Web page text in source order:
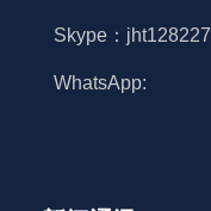
Skype：jht128227
WhatsApp: